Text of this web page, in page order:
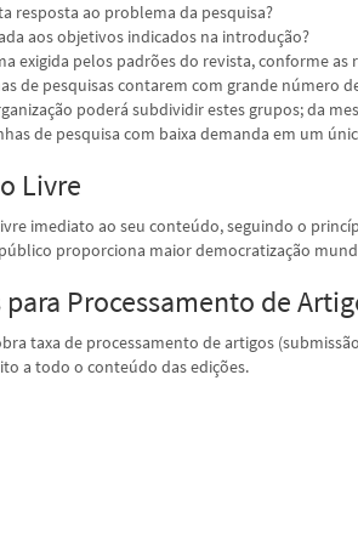
resposta ao problema da pesquisa?
aos objetivos indicados na introdução?
exigida pelos padrões do revista, conforme as
de pesquisas contarem com grande número
poderá subdividir estes grupos; da
de pesquisa com baixa demanda em um
Livre
imediato ao seu conteúdo, seguindo o
proporciona maior democratização
Processamento de
taxa de processamento de artigos
a todo o conteúdo das edições.